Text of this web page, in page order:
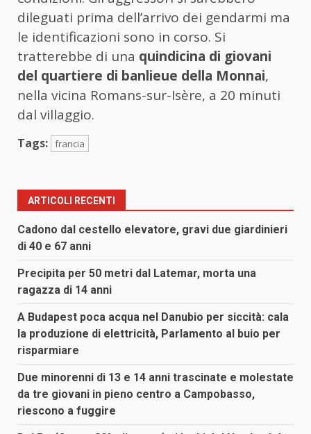
dileguati prima dell’arrivo dei gendarmi ma
le identificazioni sono in corso. Si
tratterebbe di una quindicina di giovani
del quartiere di banlieue della Monnai,
nella vicina Romans-sur-Isère, a 20 minuti
dal villaggio.
Tags: francia
ARTICOLI RECENTI
Cadono dal cestello elevatore, gravi due giardinieri
di 40 e 67 anni
Precipita per 50 metri dal Latemar, morta una
ragazza di 14 anni
A Budapest poca acqua nel Danubio per siccità: cala
la produzione di elettricità, Parlamento al buio per
risparmiare
Due minorenni di 13 e 14 anni trascinate e molestate
da tre giovani in pieno centro a Campobasso,
riescono a fuggire